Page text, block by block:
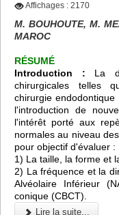
Affichages : 2170
M. BOUHOUTE, M.
MAROC
RÉSUMÉ
Introduction : La
chirurgicales telles
chirurgie
l'introduction de
l'intérêt porté aux
normales au niveau
pour objectif d'évaluer :
1) La taille, la forme et
2) La fréquence et la
Alvéolaire Inférieur
conique (CBCT).
Lire la suite...